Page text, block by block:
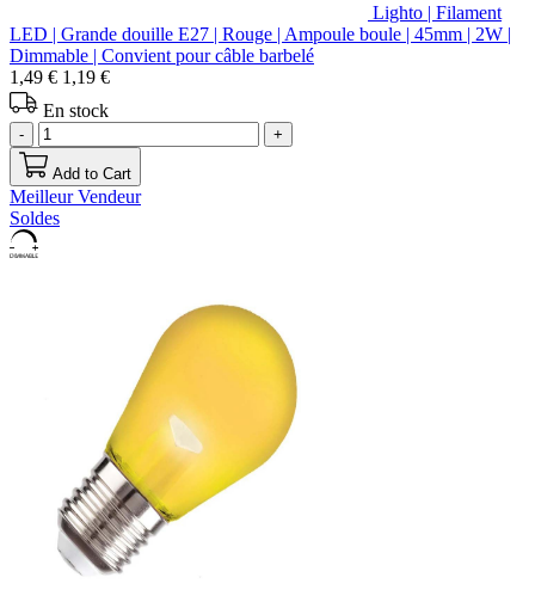
Lighto | Filament
LED | Grande douille E27 | Rouge | Ampoule boule | 45mm | 2W |
Dimmable | Convient pour câble barbelé
1,49 € 1,19 €
En stock
- +
Add to Cart
Meilleur Vendeur
Soldes